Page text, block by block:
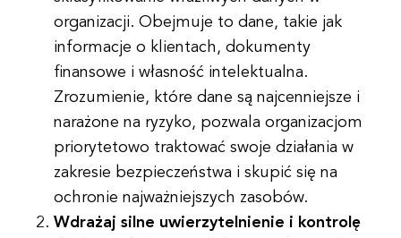
organizacji. Obejmuje to dane, takie jak
informacje o klientach, dokumenty
finansowe i własność intelektualna.
Zrozumienie, które dane są najcenniejsze i
narażone na ryzyko, pozwala organizacjom
priorytetowo traktować swoje działania w
zakresie bezpieczeństwa i skupić się na
ochronie najważniejszych zasobów.
Wdrażaj silne uwierzytelnienie i kontrolę